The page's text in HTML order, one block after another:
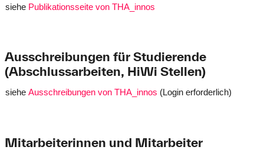
siehe Publikationsseite von THA_innos
Ausschreibungen für Studierende
(Abschlussarbeiten, HiWi Stellen)
siehe Ausschreibungen von THA_innos (Login erforderlich)
Mitarbeiterinnen und Mitarbeiter